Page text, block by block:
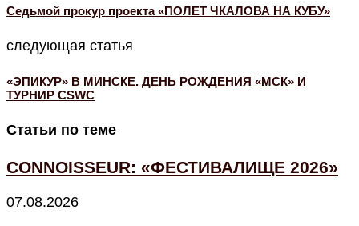
Седьмой прокур проекта «ПОЛЕТ ЧКАЛОВА НА КУБУ»
следующая статья
«ЭПИКУР» В МИНСКЕ. ДЕНЬ РОЖДЕНИЯ «МСК» И
ТУРНИР CSWC
Статьи по теме
CONNOISSEUR: «ФЕСТИВАЛИЩЕ 2026»
07.08.2026